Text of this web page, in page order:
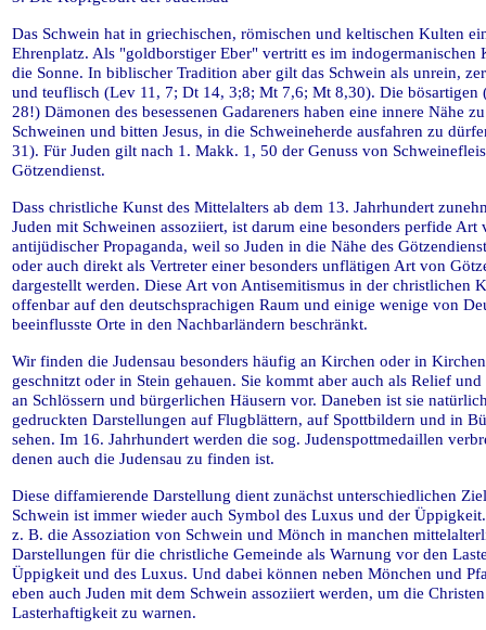
Das Schwein hat in griechischen, römischen und keltischen Kulten
Ehrenplatz. Als "goldborstiger Eber" vertritt es im indogermanischen
die Sonne. In biblischer Tradition aber gilt das Schwein als unrein,
und teuflisch (Lev 11, 7; Dt 14, 3;8; Mt 7,6; Mt 8,30). Die bösartigen
28!) Dämonen des besessenen Gadareners haben eine innere Nähe
Schweinen und bitten Jesus, in die Schweineherde ausfahren zu
31). Für Juden gilt nach 1. Makk. 1, 50 der Genuss von
Götzendienst.
Dass christliche Kunst des Mittelalters ab dem 13. Jahrhundert
Juden mit Schweinen assoziiert, ist darum eine besonders perfide Art
antijüdischer Propaganda, weil so Juden in die Nähe des
oder auch direkt als Vertreter einer besonders unflätigen Art von
dargestellt werden. Diese Art von Antisemitismus in der christlichen
offenbar auf den deutschsprachigen Raum und einige wenige von
beeinflusste Orte in den Nachbarländern beschränkt.
Wir finden die Judensau besonders häufig an Kirchen oder in
geschnitzt oder in Stein gehauen. Sie kommt aber auch als Relief
an Schlössern und bürgerlichen Häusern vor. Daneben ist sie
gedruckten Darstellungen auf Flugblättern, auf Spottbildern und in
sehen. Im 16. Jahrhundert werden die sog. Judenspottmedaillen
denen auch die Judensau zu finden ist.
Diese diffamierende Darstellung dient zunächst unterschiedlichen
Schwein ist immer wieder auch Symbol des Luxus und der
z. B. die Assoziation von Schwein und Mönch in manchen
Darstellungen für die christliche Gemeinde als Warnung vor den
Üppigkeit und des Luxus. Und dabei können neben Mönchen und
eben auch Juden mit dem Schwein assoziiert werden, um die
Lasterhaftigkeit zu warnen.